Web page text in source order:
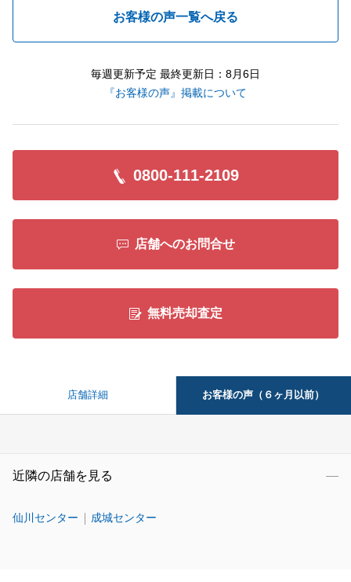
お客様の声一覧へ戻る
毎週更新予定 最終更新日：8月6日
『お客様の声』掲載について
0800-111-2109
店舗へのお問合せ
無料売却査定
店舗詳細 お客様の声（６ヶ月以前）
近隣の店舗を見る
仙川センター 成城センター